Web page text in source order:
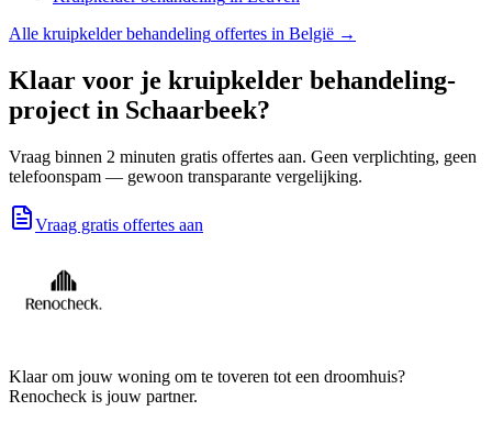
Alle kruipkelder behandeling offertes in België →
Klaar voor je kruipkelder behandeling-
project in Schaarbeek?
Vraag binnen 2 minuten gratis offertes aan. Geen verplichting, geen
telefoonspam — gewoon transparante vergelijking.
Vraag gratis offertes aan
Klaar om jouw woning om te toveren tot een droomhuis?
Renocheck is jouw partner.